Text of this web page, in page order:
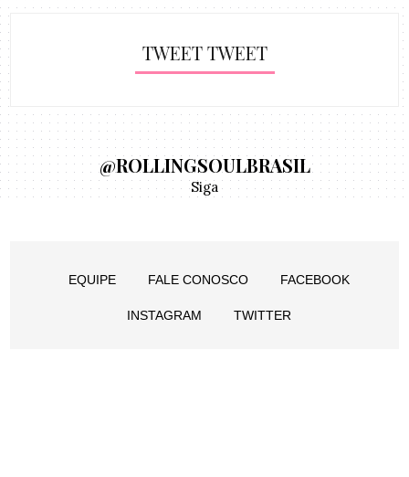
TWEET TWEET
@ROLLINGSOULBRASIL
Siga
EQUIPE FALE CONOSCO FACEBOOK
INSTAGRAM TWITTER